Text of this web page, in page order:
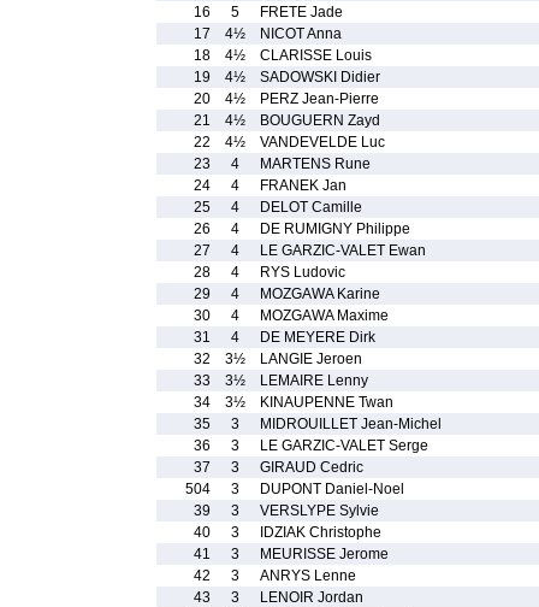
16
5
FRETE Jade
17
4½
NICOT Anna
18
4½
CLARISSE Louis
19
4½
SADOWSKI Didier
20
4½
PERZ Jean-Pierre
21
4½
BOUGUERN Zayd
22
4½
VANDEVELDE Luc
23
4
MARTENS Rune
24
4
FRANEK Jan
25
4
DELOT Camille
26
4
DE RUMIGNY Philippe
27
4
LE GARZIC-VALET Ewan
28
4
RYS Ludovic
29
4
MOZGAWA Karine
30
4
MOZGAWA Maxime
31
4
DE MEYERE Dirk
32
3½
LANGIE Jeroen
33
3½
LEMAIRE Lenny
34
3½
KINAUPENNE Twan
35
3
MIDROUILLET Jean-Michel
36
3
LE GARZIC-VALET Serge
37
3
GIRAUD Cedric
504
3
DUPONT Daniel-Noel
39
3
VERSLYPE Sylvie
40
3
IDZIAK Christophe
41
3
MEURISSE Jerome
42
3
ANRYS Lenne
43
3
LENOIR Jordan